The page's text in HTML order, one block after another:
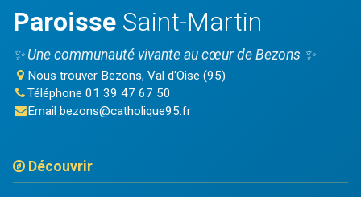
Paroisse Saint-Martin
✨ Une communauté vivante au cœur de Bezons ✨
Nous trouver Bezons, Val d'Oise (95)
Téléphone 01 39 47 67 50
Email bezons@catholique95.fr
Découvrir